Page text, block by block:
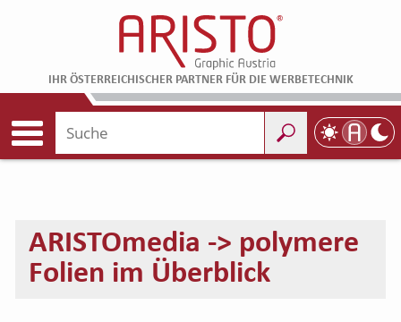
IHR ÖSTERREICHISCHER PARTNER FÜR DIE WERBETECHNIK
ARISTOmedia -> polymere
Folien im Überblick